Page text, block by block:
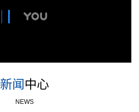
新闻 中心
NEWS